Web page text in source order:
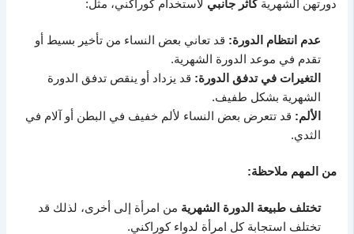
دورتهن الشهريةكأثر جانبي لاستخدام كوراكني، مثل:
عدم انتظام الدورة: قد تعاني بعض النساء من تأخير بسيط أو
تقدم في موعد الدورة الشهرية.
التغيرات في تدفق الدورة: قد يزداد أو ينقص تدفق الدورة
الشهرية بشكل طفيف.
الألم: قد تتعرض بعض النساء لألم خفيف في البطن أو آلام في
الثدي.
من المهم ملاحظة:
تختلف طبيعة الدورة الشهرية من امرأة إلى أخرى، لذلك قد
تختلف استجابة كل امرأة لدواء كوراكني.